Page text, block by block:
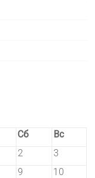
Сб
Вс
2
3
9
10